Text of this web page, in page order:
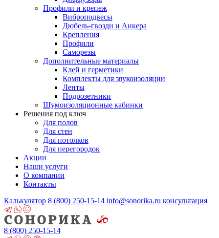
Профили и крепеж
Виброподвесы
Дюбель-гвозди и Анкера
Крепления
Профили
Саморезы
Дополнительные материалы
Клей и герметики
Комплекты для звукоизоляции
Ленты
Подрозетники
Шумоизоляционные кабинки
Решения под ключ
Для полов
Для стен
Для потолков
Для перегородок
Акции
Наши услуги
О компании
Контакты
Калькулятор 8 (800) 250-15-14 info@sonorika.ru консультация
8 (800) 250-15-14